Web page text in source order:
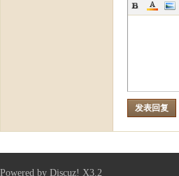
发表回复
Powered by Discuz! X3.2